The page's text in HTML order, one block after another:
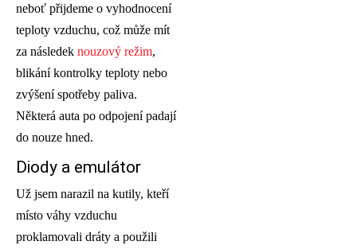
neboť přijdeme o vyhodnocení
teploty vzduchu, což může mít
za následek nouzový režim,
blikání kontrolky teploty nebo
zvýšení spotřeby paliva.
Některá auta po odpojení padají
do nouze hned.
Diody a emulátor
Už jsem narazil na kutily, kteří
místo váhy vzduchu
proklamovali dráty a použili